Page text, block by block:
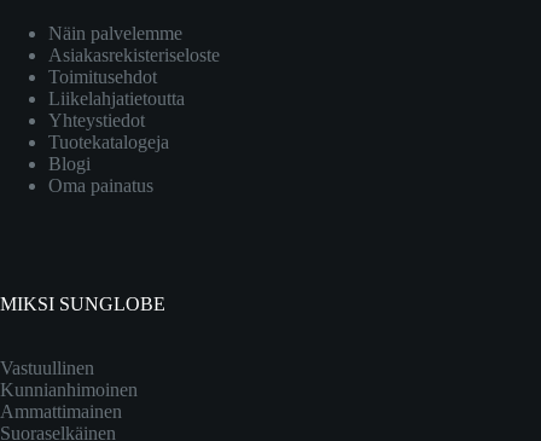
Näin palvelemme
Asiakasrekisteriseloste
Toimitusehdot
Liikelahjatietoutta
Yhteystiedot
Tuotekatalogeja
Blogi
Oma painatus
MIKSI SUNGLOBE
Vastuullinen
Kunnianhimoinen
Ammattimainen
Suoraselkäinen